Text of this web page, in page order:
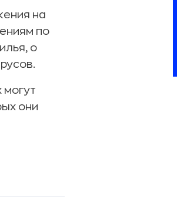
на
по
о
могут
они